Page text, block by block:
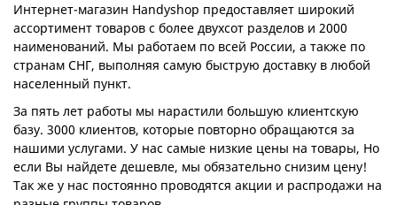
Интернет-магазин Handyshop предоставляет широкий
ассортимент товаров c более двухсот разделов и 2000
наименований. Мы работаем по всей России, а также по
странам СНГ, выполняя самую быструю доставку в любой
населенный пункт.
За пять лет работы мы нарастили большую клиентскую
базу. 3000 клиентов, которые повторно обращаются за
нашими услугами. У нас самые низкие цены на товары, Но
если Вы найдете дешевле, мы обязательно снизим цену!
Так же у нас постоянно проводятся акции и распродажи на